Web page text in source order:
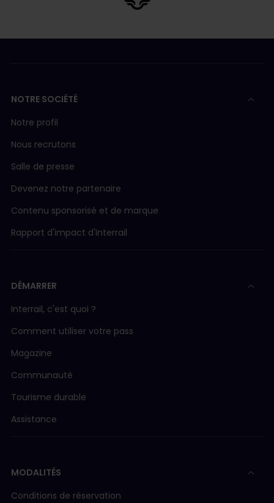
NOTRE SOCIÉTÉ
Notre profil
Nous recrutons
Salle de presse
Devenez notre partenaire
Contenu sponsorisé et de marque
Rapport d'impact d'Interrail
DÉMARRER
Interrail, c'est quoi ?
Comment utiliser votre pass
Magazine
Communauté
Tourisme durable
Assistance
MODALITÉS
Conditions de réservation